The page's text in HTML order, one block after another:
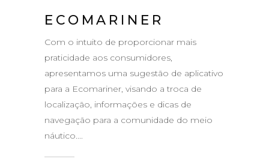
ECOMARINER
Com o intuito de proporcionar mais
praticidade aos consumidores,
apresentamos uma sugestão de aplicativo
para a Ecomariner, visando a troca de
localização, informações e dicas de
navegação para a comunidade do meio
náutico....